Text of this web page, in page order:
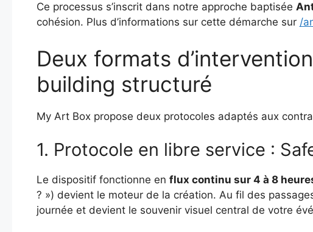
Ce processus s’inscrit dans notre approche baptisée
cohésion. Plus d’informations sur cette démarche sur /
Deux formats
building structuré
My Art Box propose deux protocoles adaptés aux
1. Protocole en libre service :
Le dispositif fonctionne en flux continu sur 4 à 8
? ») devient le moteur de la création. Au fil des
journée et devient le souvenir visuel central de votre